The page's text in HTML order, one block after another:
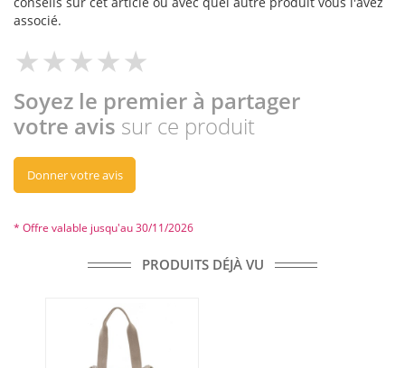
associé.
Soyez le premier à partager
votre avis sur ce produit
Donner votre avis
* Offre valable jusqu'au 30/11/2026
PRODUITS DÉJÀ VU